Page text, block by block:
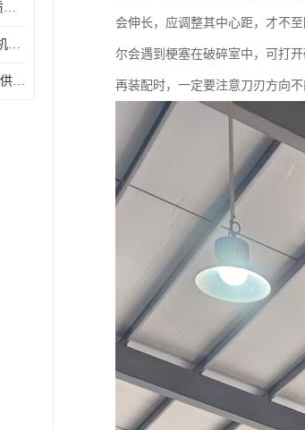
广东300强力粉碎机电话 质量可靠
强力ZHL-SA400静音粉碎机多少钱一台 密封防尘
广东塑料230静音粉碎机直供 使用寿命长
会伸长，应调整其中心距，才不
尔会遇到梗塞在破碎室中，可打
再装配时，一定要注意刀刃方向